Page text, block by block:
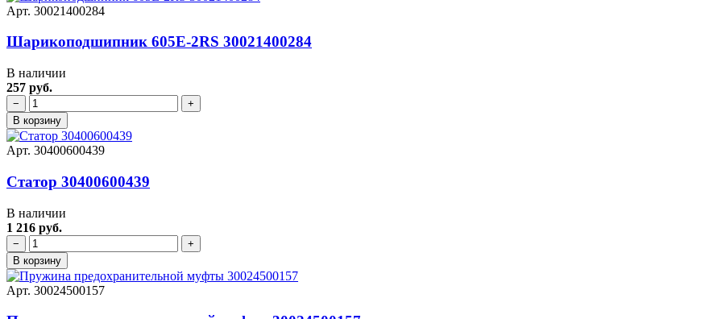
Арт. 30021400284
Шарикоподшипник 605E-2RS 30021400284
В наличии
257 руб.
−
+
В корзину
Арт. 30400600439
Статор 30400600439
В наличии
1 216 руб.
−
+
В корзину
Арт. 30024500157